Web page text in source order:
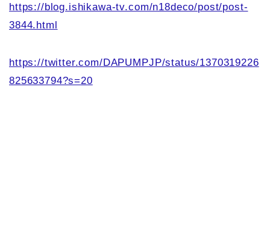
https://blog.ishikawa-tv.com/n18deco/post/post-
3844.html
https://twitter.com/DAPUMPJP/status/1370319226
825633794?s=20